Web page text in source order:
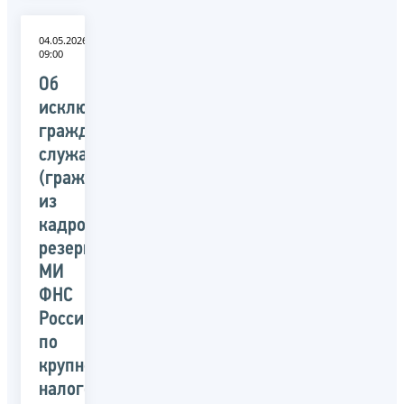
04.05.2026
09:00
Об
исключении
гражданских
служащих
(граждан)
из
кадрового
резерва
МИ
ФНС
России
по
крупнейшим
налогоплательщикам